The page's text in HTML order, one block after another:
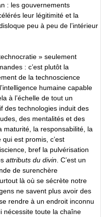
: les gouvernements
leur légitimité et la
peu à peu de l’intérieur
» seulement
: c’est plutôt la
de la technoscience
humaine capable
à l’échelle de tout un
des technologies induit des
des mentalités et des
maturité, la responsabilité, la
est promis, c’est
bref la pulvérisation
attributs du divin . C’est un
de surenchère
là où se sécrète notre
ne savent plus avoir des
rendre à un endroit inconnu
nécessite toute la chaîne